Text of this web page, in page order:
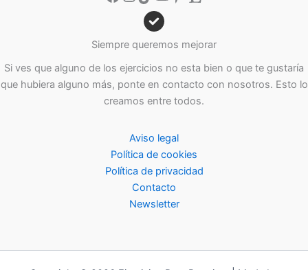
Siempre queremos mejorar
Si ves que alguno de los ejercicios no esta bien o que te gustaría
que hubiera alguno más, ponte en contacto con nosotros. Esto lo
creamos entre todos.
Aviso legal
Política de cookies
Política de privacidad
Contacto
Newsletter